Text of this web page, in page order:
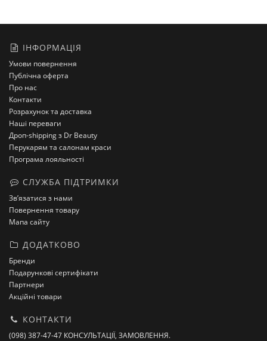
ІНФОРМАЦІЯ
Умови повернення
Публічна оферта
Про нас
Контакти
Розрахунок та доставка
Наші переваги
Дроп-shipping з Dr Beauty
Перукарям та салонам краси
Програма лояльності
СЛУЖБА ПІДТРИМКИ
Зв’язатися з нами
Повернення товару
Мапа сайту
ДОДАТКОВО
Бренди
Подарункові сертифікати
Партнери
Акційні товари
КОНТАКТИ
(098) 387-47-47 КОНСУЛЬТАЦІЇ, ЗАМОВЛЕННЯ.